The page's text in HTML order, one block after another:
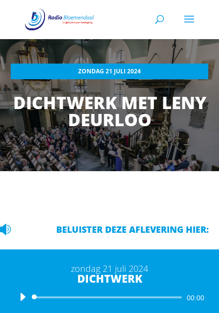
ZONDAG 21 JULI 2024
DICHTWERK MET LENY
DEURLOO
 BELUISTER DEZE AFLEVERING HIER:
zondag 21 juli 2024
DICHTWERK
Audiospeler 00:00